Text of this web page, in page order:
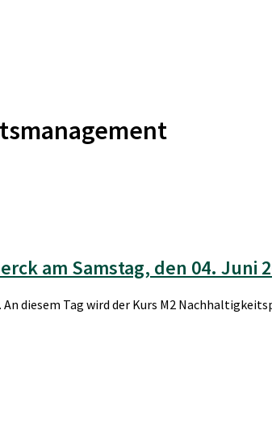
am Samstag, den 04. Juni
diesem Tag wird der Kurs M2